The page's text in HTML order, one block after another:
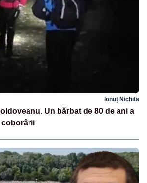
Ionuț Nichita
Un bărbat de 80 de ani a